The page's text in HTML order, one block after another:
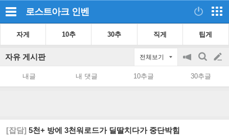
로스트아크 인벤
자게 10추 30추 직게 팁게
자유 게시판 전체보기
공
지
on/off
검
색
글
쓰
내글 내 댓글 10추글 30추글
[잡담] 5천+ 방에 3천워로드가 딜딸치다가 중단박힘